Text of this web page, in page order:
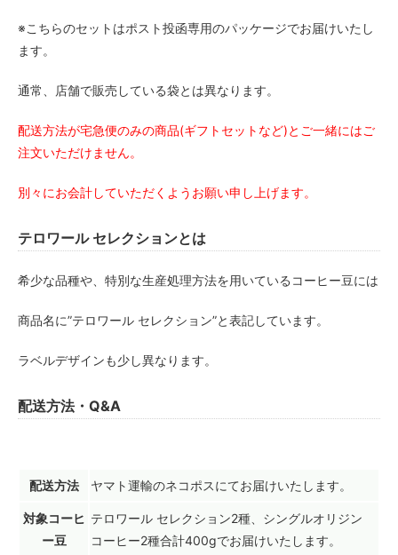
※こちらのセットはポスト投函専用のパッケージでお届けいたし
ます。
通常、店舗で販売している袋とは異なります。
配送方法が宅急便のみの商品(ギフトセットなど)とご一緒にはご
注文いただけません。
別々にお会計していただくようお願い申し上げます。
テロワール セレクションとは
希少な品種や、特別な生産処理方法を用いているコーヒー豆には
商品名に”テロワール セレクション”と表記しています。
ラベルデザインも少し異なります。
配送方法・Q&A
配送方法 ヤマト運輸のネコポスにてお届けいたします。
対象コーヒ
ー豆
テロワール セレクション2種、シングルオリジン
コーヒー2種合計400gでお届けいたします。